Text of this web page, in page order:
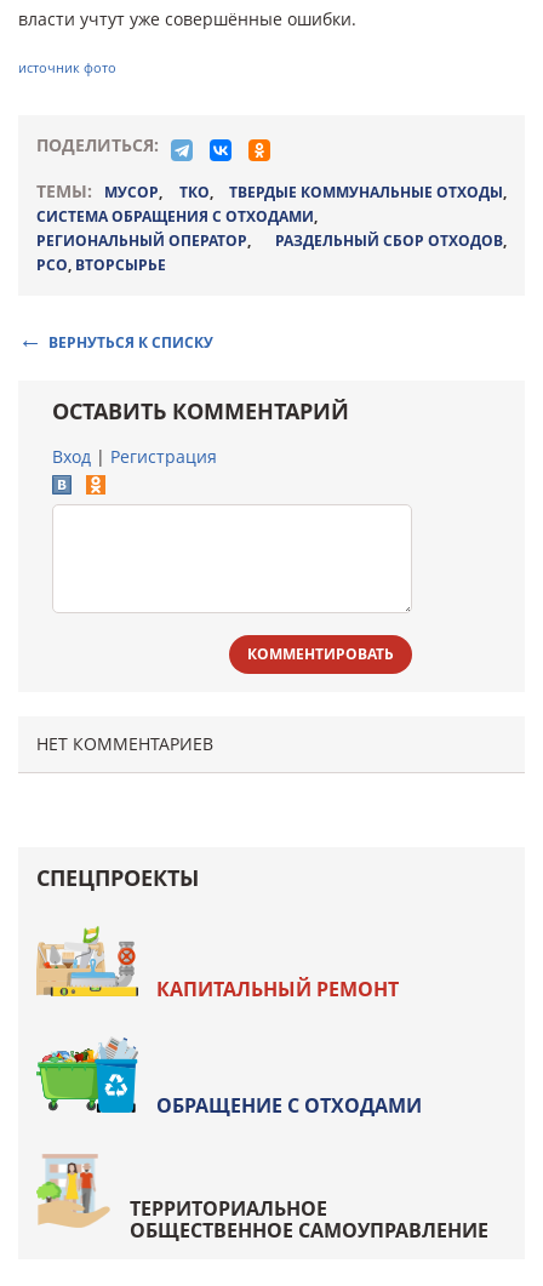
власти учтут уже совершённые ошибки.
источник фото
ПОДЕЛИТЬСЯ:
ТЕМЫ:
МУСОР, ТКО, ТВЕРДЫЕ КОММУНАЛЬНЫЕ ОТХОДЫ,
СИСТЕМА ОБРАЩЕНИЯ С ОТХОДАМИ,
РЕГИОНАЛЬНЫЙ ОПЕРАТОР, РАЗДЕЛЬНЫЙ СБОР ОТХОДОВ,
РСО, ВТОРСЫРЬЕ
ВЕРНУТЬСЯ К СПИСКУ
ОСТАВИТЬ КОММЕНТАРИЙ
Вход | Регистрация
КОММЕНТИРОВАТЬ
НЕТ КОММЕНТАРИЕВ
СПЕЦПРОЕКТЫ
КАПИТАЛЬНЫЙ РЕМОНТ
ОБРАЩЕНИЕ С ОТХОДАМИ
ТЕРРИТОРИАЛЬНОЕ
ОБЩЕСТВЕННОЕ САМОУПРАВЛЕНИЕ